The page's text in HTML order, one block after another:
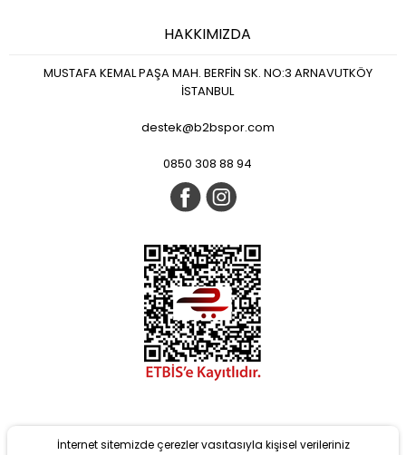
HAKKIMIZDA
MUSTAFA KEMAL PAŞA MAH. BERFİN SK. NO:3 ARNAVUTKÖY
İSTANBUL
destek@b2bspor.com
0850 308 88 94
İnternet sitemizde çerezler vasıtasıyla kişisel verileriniz